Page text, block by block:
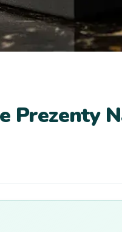
Prezenty